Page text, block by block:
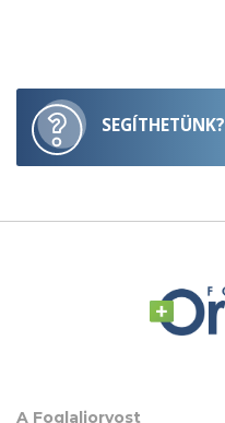
SEGÍTHETÜNK?
A Foglaljorvost